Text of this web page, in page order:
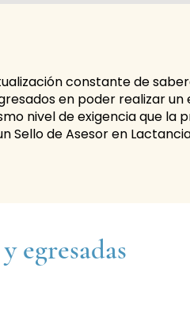
constante de
en poder realizar un
nivel de exigencia que la
Sello de Asesor en
egresadas